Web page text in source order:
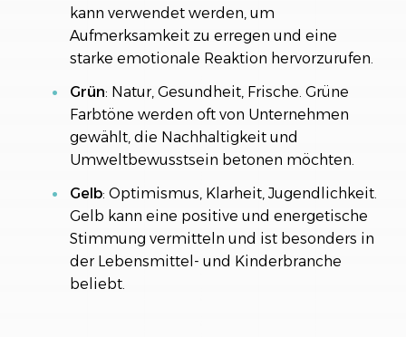
kann verwendet werden, um
Aufmerksamkeit zu erregen und eine
starke emotionale Reaktion hervorzurufen.
Grün: Natur, Gesundheit, Frische. Grüne
Farbtöne werden oft von Unternehmen
gewählt, die Nachhaltigkeit und
Umweltbewusstsein betonen möchten.
Gelb: Optimismus, Klarheit, Jugendlichkeit.
Gelb kann eine positive und energetische
Stimmung vermitteln und ist besonders in
der Lebensmittel- und Kinderbranche
beliebt.